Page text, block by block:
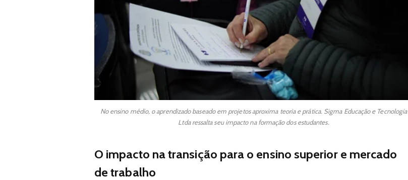
No ensino médio, o aprendizado baseado em projetos aproxima teoria e prática. Sigma Educação e Tecnologia
Ltda ressalta seu impacto na formação dos estudantes.
O impacto na transição para o ensino superior e mercado
de trabalho